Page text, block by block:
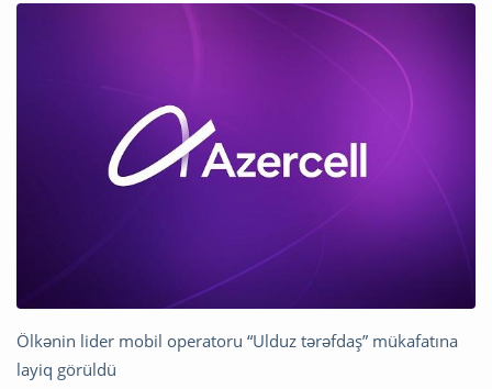
Ölkənin lider mobil operatoru “Ulduz tərəfdaş” mükafatına
layiq görüldü